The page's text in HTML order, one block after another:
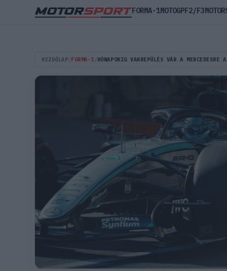
KEZDŐLAP FORMA-1 HÓNAPOKIG VAKREPÜLÉS VÁR A
FORMA-1MOTOGPF2/F3